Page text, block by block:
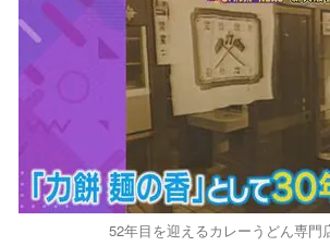
52年目を迎えるカレーうどん専門